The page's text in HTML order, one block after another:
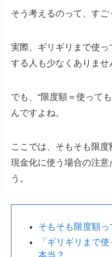
そう考えるのって、すご
実際、ギリギリまで使
する人も少なくありませ
でも、“限度額＝使って
んですよね。
ここでは、そもそも限
現金化に使う場合の注意
う。
そもそも限度額っ
「ギリギリまで
本当？